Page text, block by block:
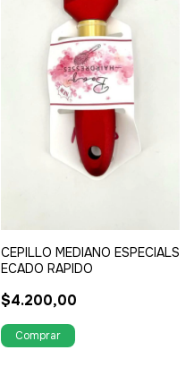
CEPILLO MEDIANO ESPECIALS
ECADO RAPIDO
$4.200,00